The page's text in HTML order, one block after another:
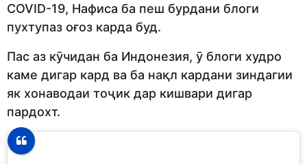
COVID-19, Нафиса ба пеш бурдани блоги
пухтупаз оғоз карда буд.
Пас аз кӯчидан ба Индонезия, ӯ блоги худро
каме дигар кард ва ба нақл кардани зиндагии
як хонаводаи тоҷик дар кишвари дигар
пардохт.